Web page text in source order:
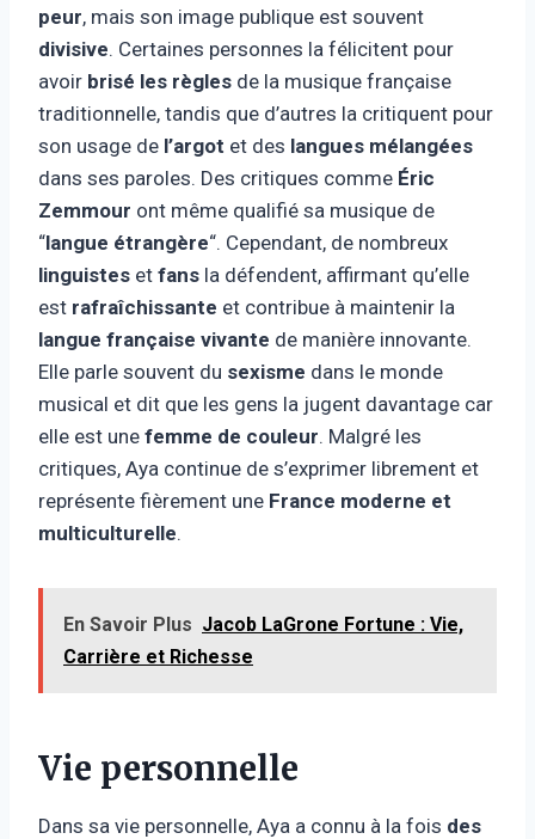
peur, mais son image publique est souvent
divisive. Certaines personnes la félicitent pour
avoir brisé les règles de la musique française
traditionnelle, tandis que d’autres la critiquent pour
son usage de l’argot et des langues mélangées
dans ses paroles. Des critiques comme Éric
Zemmour ont même qualifié sa musique de
“langue étrangère“. Cependant, de nombreux
linguistes et fans la défendent, affirmant qu’elle
est rafraîchissante et contribue à maintenir la
langue française vivante de manière innovante.
Elle parle souvent du sexisme dans le monde
musical et dit que les gens la jugent davantage car
elle est une femme de couleur. Malgré les
critiques, Aya continue de s’exprimer librement et
représente fièrement une France moderne et
multiculturelle.
En Savoir Plus Jacob LaGrone Fortune : Vie,
Carrière et Richesse
Vie personnelle
Dans sa vie personnelle, Aya a connu à la fois des